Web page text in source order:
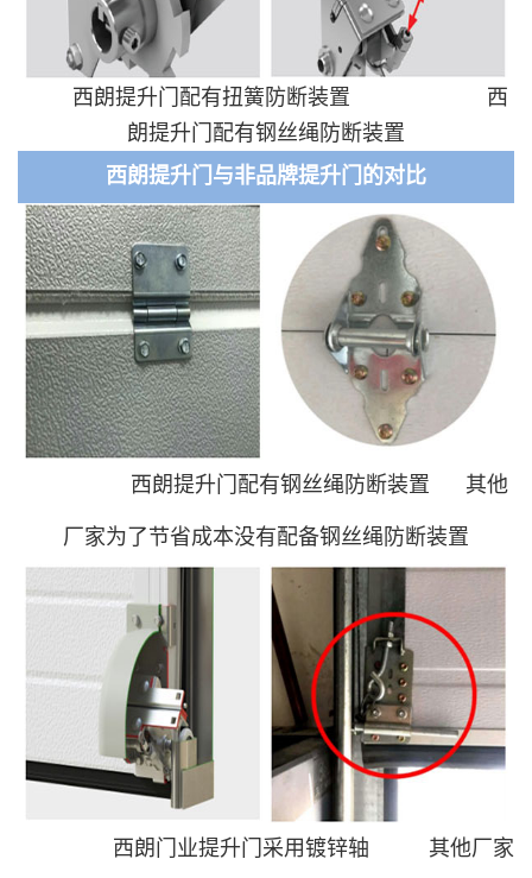
西朗提升门配有扭簧防断装置
西
朗提升门配有钢丝绳防断装置
西朗提升门与非品牌提升门的对比
西朗提升门配有钢丝绳防断装置 其他
厂家为了节省成本没有配备钢丝绳防断装置
西朗门业提升门采用镀锌轴 其他厂家